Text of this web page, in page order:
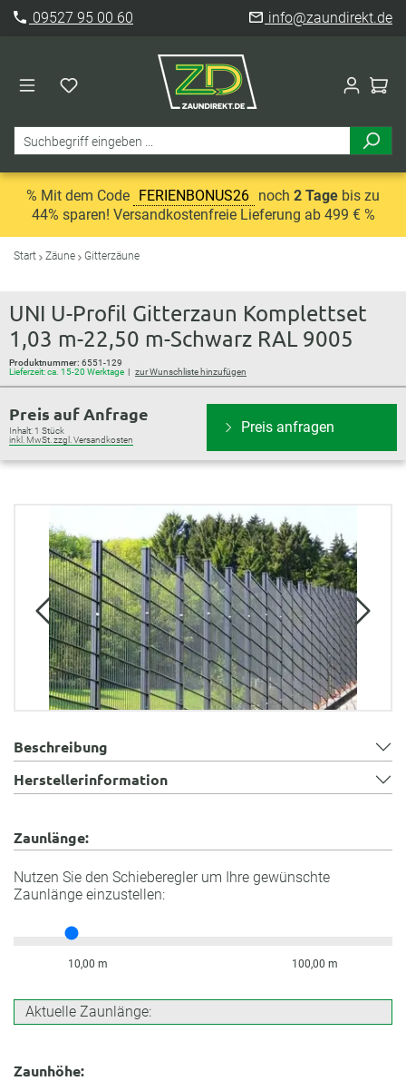
09527 95 00 60 info@zaundirekt.de
% Mit dem Code FERIENBONUS26 noch 2 Tage bis zu
44% sparen! Versandkostenfreie Lieferung ab 499 € %
Start Zäune Gitterzäune
UNI U-Profil Gitterzaun Komplettset
1,03 m-22,50 m-Schwarz RAL 9005
Produktnummer: 6551-129
Lieferzeit: ca. 15-20 Werktage
zur Wunschliste hinzufügen
Preis auf Anfrage
Inhalt: 1 Stück
inkl. MwSt. zzgl. Versandkosten
Preis anfragen
Beschreibung
Herstellerinformation
Zaunlänge:
Nutzen Sie den Schieberegler um Ihre gewünschte
Zaunlänge einzustellen:
Aktuelle Zaunlänge:
10,00 m 100,00 m
Zaunhöhe: